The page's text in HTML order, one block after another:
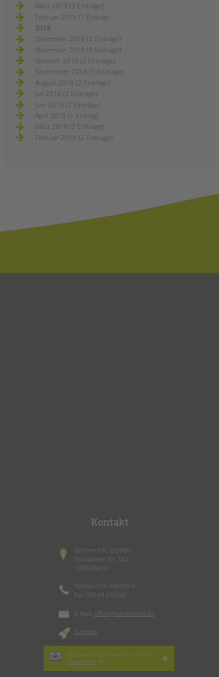
März 2019 (3 Einträge)
Februar 2019 (1 Eintrag)
2018
Dezember 2018 (3 Einträge)
November 2018 (3 Einträge)
Oktober 2018 (2 Einträge)
September 2018 (3 Einträge)
August 2018 (2 Einträge)
Juli 2018 (2 Einträge)
Juni 2018 (2 Einträge)
April 2018 (1 Eintrag)
März 2018 (2 Einträge)
Februar 2018 (2 Einträge)
Kontakt
tandem BTL gGmbH
Potsdamer Str. 182
10783 Berlin
Telefon 030 443360-0
Fax 030 44 336040
E-Mail: office@tandembtl.de
Karriere
Melden Sie sich hier für unseren
Newsletter an.